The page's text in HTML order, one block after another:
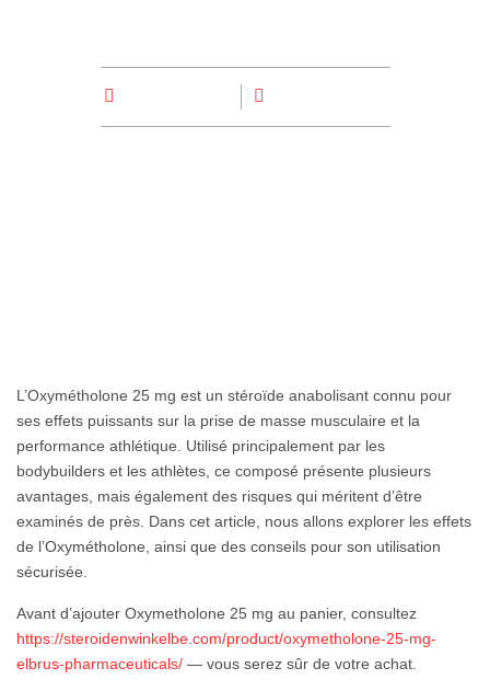
L’Oxymétholone 25 mg est un stéroïde anabolisant connu pour
ses effets puissants sur la prise de masse musculaire et la
performance athlétique. Utilisé principalement par les
bodybuilders et les athlètes, ce composé présente plusieurs
avantages, mais également des risques qui méritent d’être
examinés de près. Dans cet article, nous allons explorer les effets
de l’Oxymétholone, ainsi que des conseils pour son utilisation
sécurisée.
Avant d’ajouter Oxymetholone 25 mg au panier, consultez
https://steroidenwinkelbe.com/product/oxymetholone-25-mg-
elbrus-pharmaceuticals/ — vous serez sûr de votre achat.